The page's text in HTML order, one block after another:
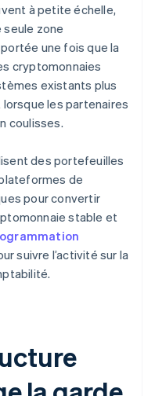
à petite échelle,
seule zone
une fois que la
cryptomonnaies
existants plus
les partenaires
coulisses.
des portefeuilles
de
pour convertir
stable et
suivre l’activité sur la